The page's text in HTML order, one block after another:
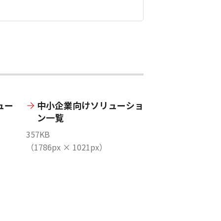
ー
中小企業向けソリューショ
ン一覧
357KB
（1786px × 1021px）